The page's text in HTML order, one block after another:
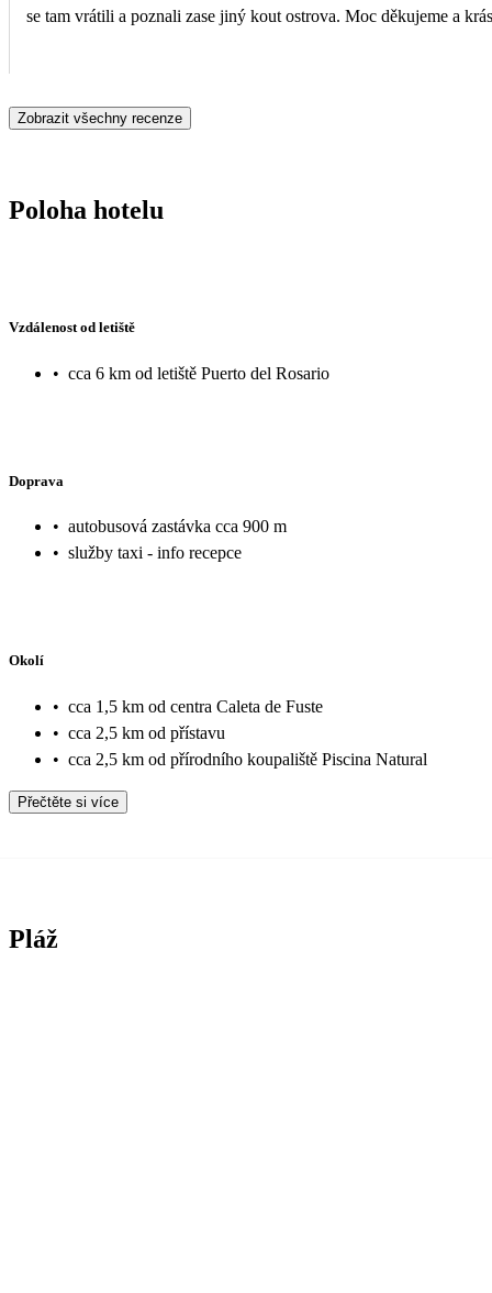
se tam vrátili a poznali zase jiný kout ostrova. Moc děkujeme a
Zobrazit všechny recenze
Poloha hotelu
Vzdálenost od letiště
• cca 6 km od letiště Puerto del Rosario
Doprava
• autobusová zastávka cca 900 m
• služby taxi - info recepce
Okolí
• cca 1,5 km od centra Caleta de Fuste
• cca 2,5 km od přístavu
• cca 2,5 km od přírodního koupaliště Piscina Natural
Přečtěte si více
Pláž